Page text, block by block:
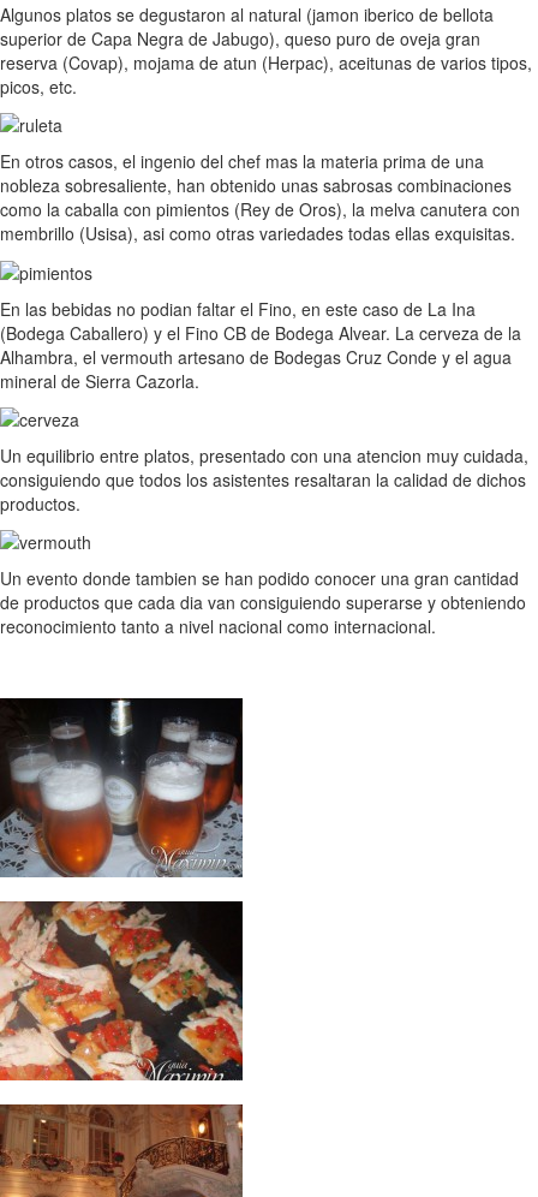
Algunos platos se degustaron al natural (jamon iberico de bellota
superior de Capa Negra de Jabugo), queso puro de oveja gran
reserva (Covap), mojama de atun (Herpac), aceitunas de varios tipos,
picos, etc.
En otros casos, el ingenio del chef mas la materia prima de una
nobleza sobresaliente, han obtenido unas sabrosas combinaciones
como la caballa con pimientos (Rey de Oros), la melva canutera con
membrillo (Usisa), asi como otras variedades todas ellas exquisitas.
En las bebidas no podian faltar el Fino, en este caso de La Ina
(Bodega Caballero) y el Fino CB de Bodega Alvear. La cerveza de la
Alhambra, el vermouth artesano de Bodegas Cruz Conde y el agua
mineral de Sierra Cazorla.
Un equilibrio entre platos, presentado con una atencion muy cuidada,
consiguiendo que todos los asistentes resaltaran la calidad de dichos
productos.
Un evento donde tambien se han podido conocer una gran cantidad
de productos que cada dia van consiguiendo superarse y obteniendo
reconocimiento tanto a nivel nacional como internacional.